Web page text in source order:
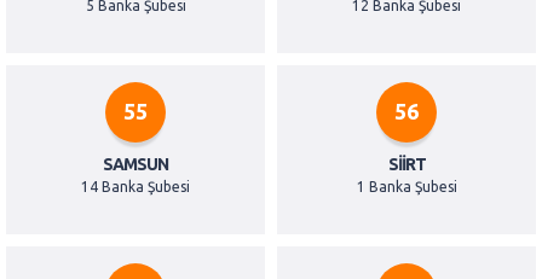
5 Banka Şubesi 12 Banka Şubesi
55
SAMSUN
14 Banka Şubesi
56
SIIRT
1 Banka Şubesi